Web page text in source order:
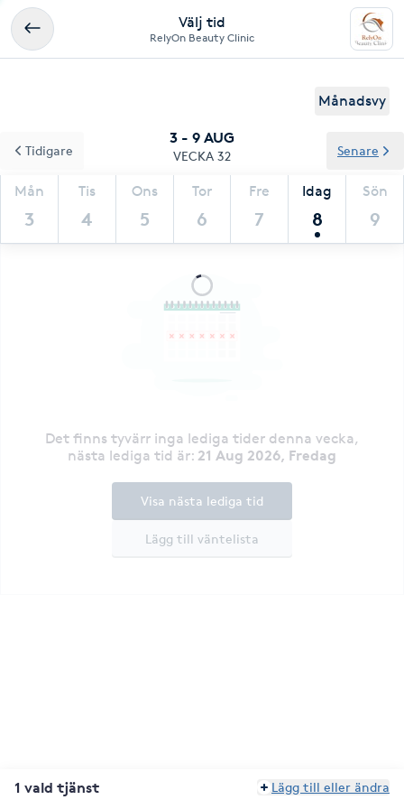
Välj tid
RelyOn Beauty Clinic
Månadsvy
3 - 9 AUG
VECKA 32
Mån
3
Tis
4
Ons
5
Tor
6
Fre
7
Idag
8
Sön
9
Tidigare Senare
Det finns tyvärr inga lediga tider denna vecka,
nästa lediga tid är: 21 Aug 2026, Fredag
Lägg till väntelista
Visa nästa lediga tid
1 vald tjänst Lägg till eller ändra